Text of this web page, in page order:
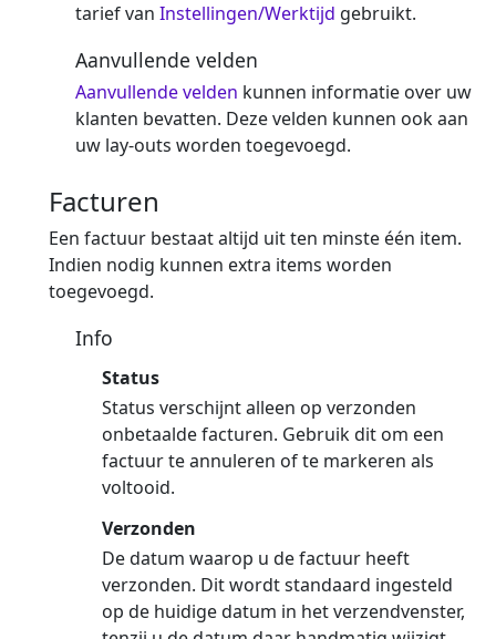
tarief van Instellingen/Werktijd gebruikt.
Aanvullende velden
Aanvullende velden kunnen informatie over uw
klanten bevatten. Deze velden kunnen ook aan
uw lay-outs worden toegevoegd.
Facturen
Een factuur bestaat altijd uit ten minste één item.
Indien nodig kunnen extra items worden
toegevoegd.
Info
Status
Status verschijnt alleen op verzonden
onbetaalde facturen. Gebruik dit om een
factuur te annuleren of te markeren als
voltooid.
Verzonden
De datum waarop u de factuur heeft
verzonden. Dit wordt standaard ingesteld
op de huidige datum in het verzendvenster,